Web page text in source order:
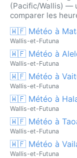
(Pacific/Wallis) —
comparer les
🇼🇫 Météo à
Wallis-et-Futuna
🇼🇫 Météo à
Wallis-et-Futuna
🇼🇫 Météo à
Wallis-et-Futuna
🇼🇫 Météo à
Wallis-et-Futuna
🇼🇫 Météo à
Wallis-et-Futuna
🇼🇫 Météo à
Wallis-et-Futuna